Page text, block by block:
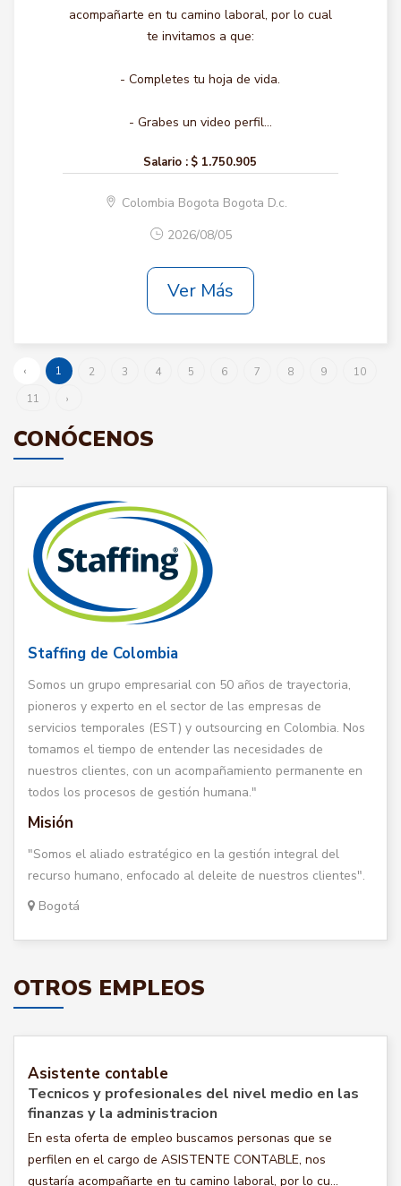
acompañarte en tu camino laboral, por lo cual
te invitamos a que:
- Completes tu hoja de vida.
- Grabes un video perfil...
Salario : $ 1.750.905
Colombia Bogota Bogota D.c.
2026/08/05
Ver Más
‹ 1 2 3 4 5 6 7 8 9
10
11
›
CONÓCENOS
Staffing de Colombia
Somos un grupo empresarial con 50 años de trayectoria,
pioneros y experto en el sector de las empresas de
servicios temporales (EST) y outsourcing en Colombia. Nos
tomamos el tiempo de entender las necesidades de
nuestros clientes, con un acompañamiento permanente en
todos los procesos de gestión humana."
Misión
"Somos el aliado estratégico en la gestión integral del
recurso humano, enfocado al deleite de nuestros clientes".
Bogotá
OTROS EMPLEOS
Asistente contable
Tecnicos y profesionales del nivel medio en las
finanzas y la administracion
En esta oferta de empleo buscamos personas que se
perfilen en el cargo de ASISTENTE CONTABLE, nos
gustaría acompañarte en tu camino laboral, por lo cu...